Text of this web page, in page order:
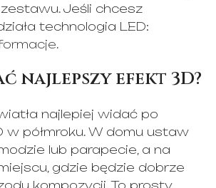
Jeśli chcesz
technologia LED:
.
najlepszy efekt 3D?
najlepiej widać po
w półmroku. W domu ustaw
lub parapecie, a na
gdzie będzie dobrze
kompozycji. To prosty